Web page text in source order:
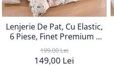
Lenjerie De Pat, Cu Elastic,
6 Piese, Finet Premium -
LPBF6PE52
199,00 Lei
149,00 Lei